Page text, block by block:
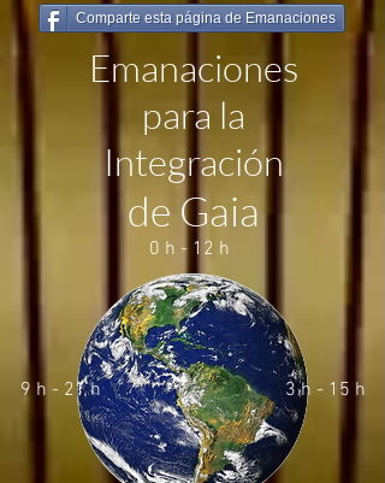
Comparte esta página de Emanaciones
Emanaciones
para la
Integración
de Gaia
0 h - 12 h
9 h - 21 h 3 h - 15 h